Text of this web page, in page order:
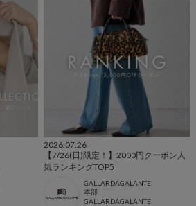
2026.07.26
【7/26(日)限定！】2000円クーポン人
気ランキングTOP5
GALLARDAGALANTE
本部
GALLARDAGALANTE